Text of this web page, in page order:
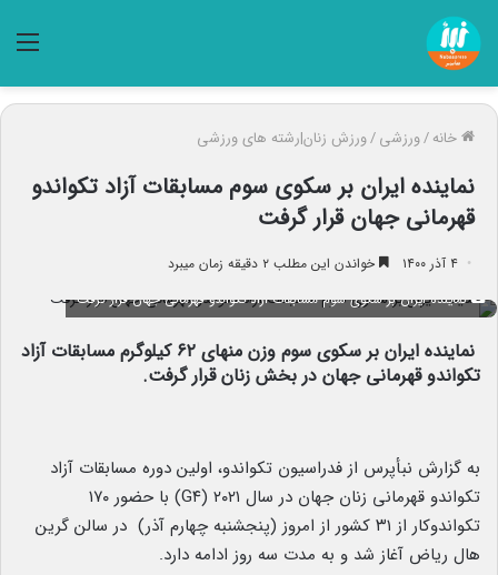
خانه/ورزشی/ورزش زنان|رشته های ورزشی
نماینده ایران بر سکوی سوم مسابقات آزاد تکواندو
قهرمانی جهان قرار گرفت
۴ آذر ۱۴۰۰ خواندن این مطلب ۲ دقیقه زمان میبرد
نماینده ایران بر سکوی سوم مسابقات آزاد تکواندو قهرمانی جهان قرار گرفت
نماینده ایران بر سکوی سوم وزن منهای ۶۲ کیلوگرم مسابقات آزاد
تکواندو قهرمانی جهان در بخش زنان قرار گرفت.
به گزارش نبأپرس از فدراسیون تکواندو، اولین دوره مسابقات آزاد
تکواندو قهرمانی زنان جهان در سال ۲۰۲۱ (G۴) با حضور ۱۷۰
تکواندوکار از ۳۱ کشور از امروز (پنجشنبه چهارم آذر) در سالن گرین
هال ریاض آغاز شد و به مدت سه روز ادامه دارد.